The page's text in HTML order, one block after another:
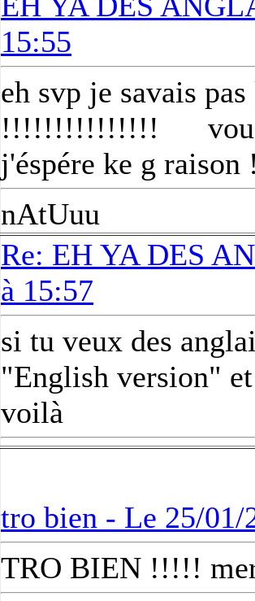
15:55
eh svp je savais
!!!!!!!!!!!!!!!
j'éspére ke g
nAtUuu
Re: EH YA DES
à 15:57
si tu veux des
"English version"
voilà
tro bien - Le 25/01/
TRO BIEN !!!!!